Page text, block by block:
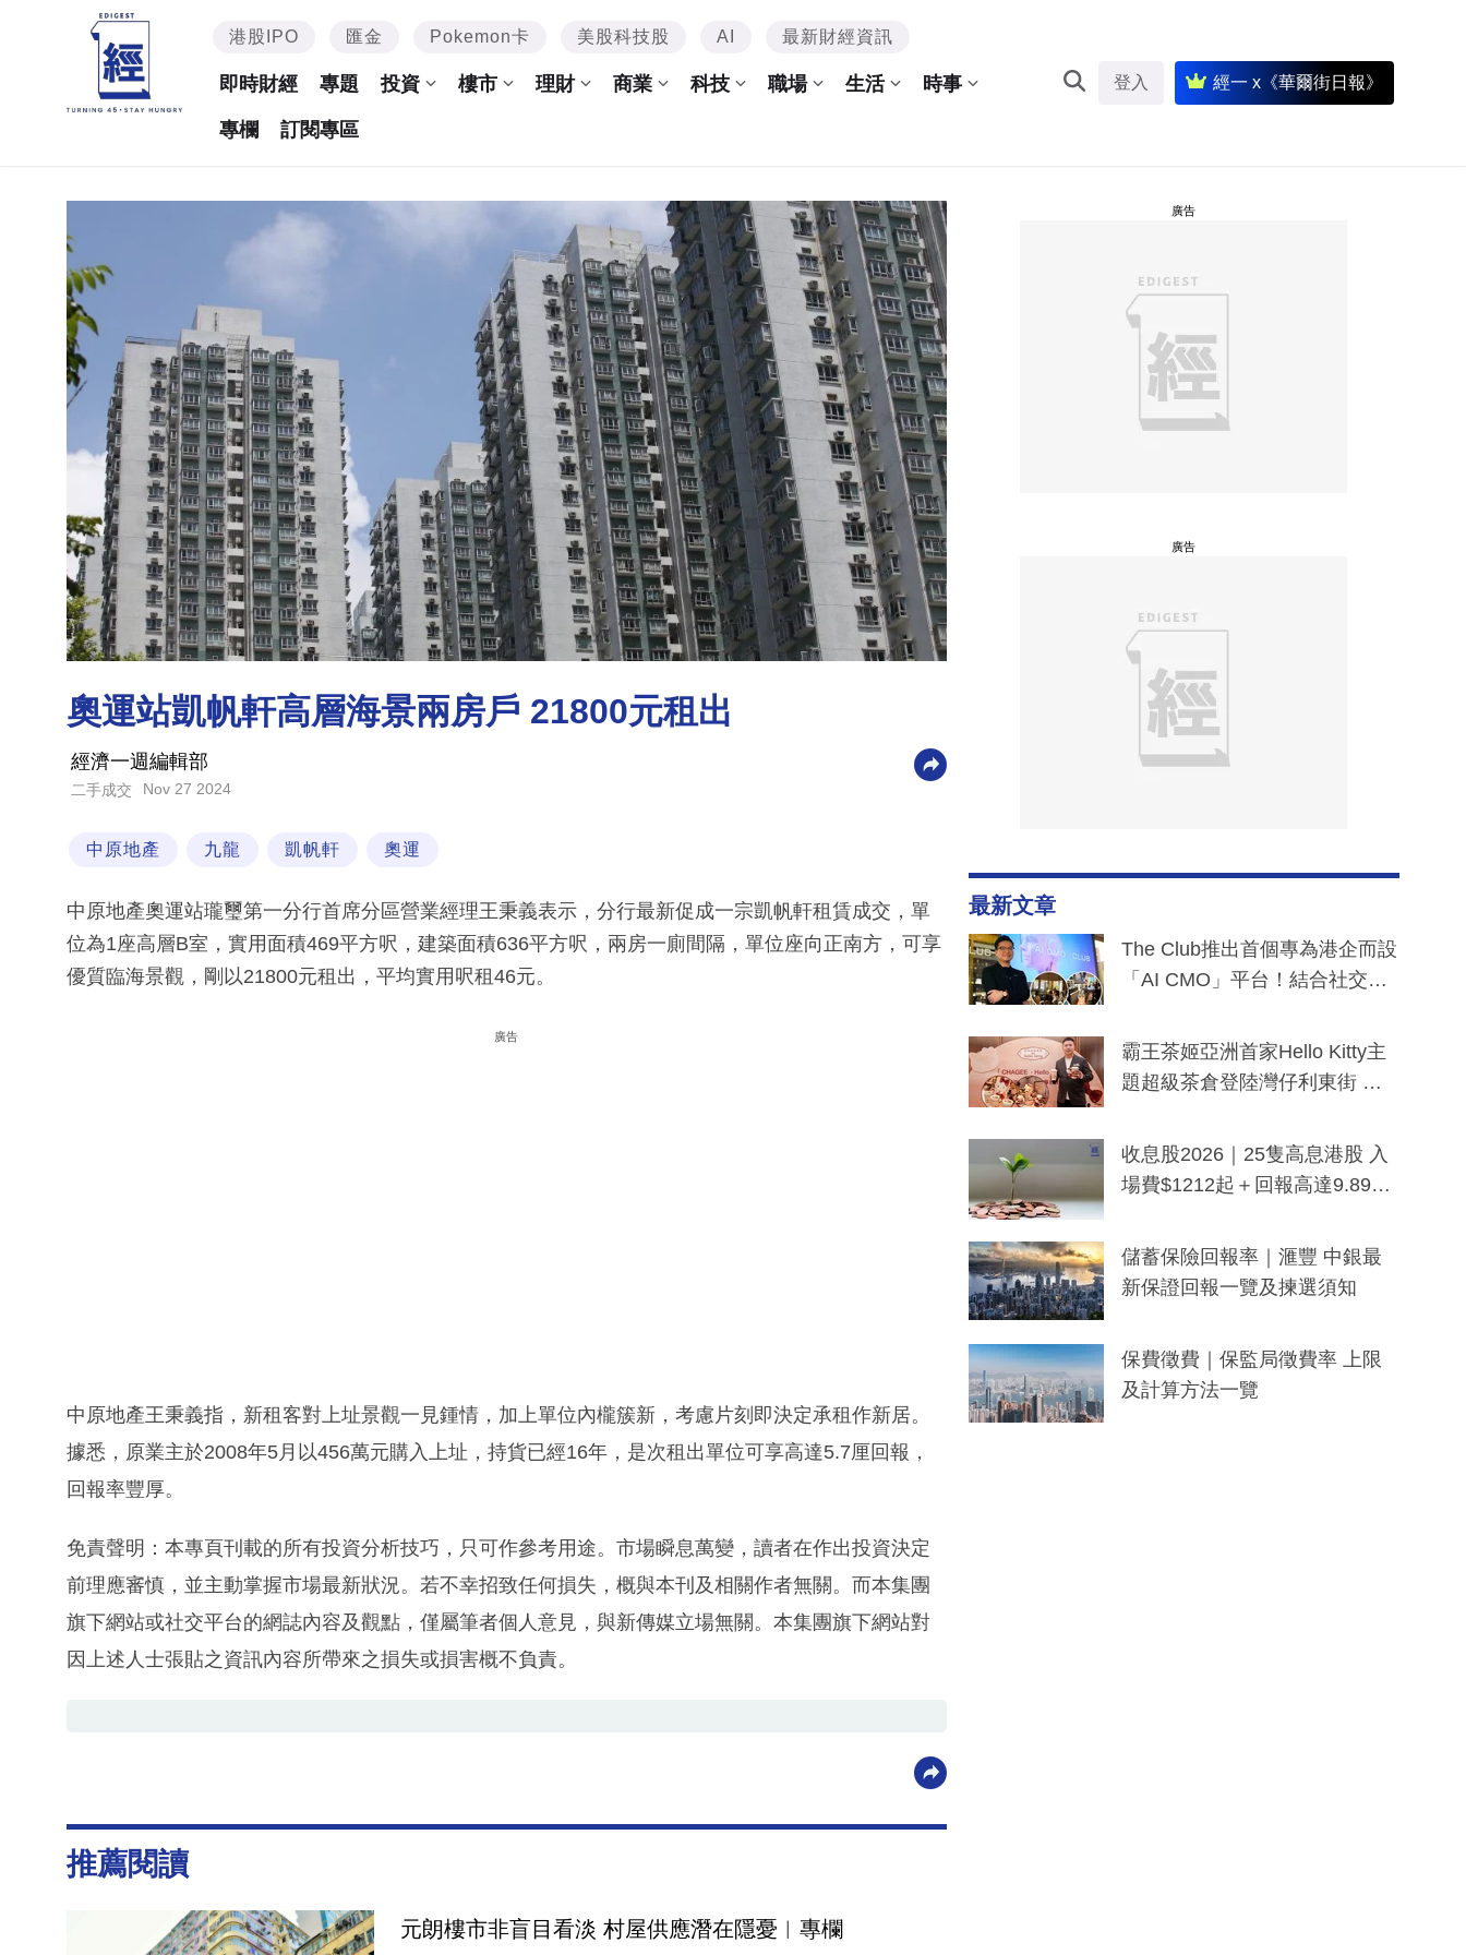
港股IPO 匯金 Pokemon卡 美股科技股 AI 最新財經資訊
即時財經 專題 投資 樓市 理財 商業 科技 職場 生活 時事
專欄 訂閱專區
登入 經一 x《華爾街日報》
奧運站凱帆軒高層海景兩房戶 21800元租出
經濟一週編輯部
二手成交 Nov 27 2024
中原地產 九龍 凱帆軒 奧運
中原地產奧運站瓏璽第一分行首席分區營業經理王秉義表示，分行最新促成一宗凱帆軒租賃成交，單
位為1座高層B室，實用面積469平方呎，建築面積636平方呎，兩房一廁間隔，單位座向正南方，可享
優質臨海景觀，剛以21800元租出，平均實用呎租46元。
廣告
中原地產王秉義指，新租客對上址景觀一見鍾情，加上單位內櫳簇新，考慮片刻即決定承租作新居。
據悉，原業主於2008年5月以456萬元購入上址，持貨已經16年，是次租出單位可享高達5.7厘回報，
回報率豐厚。
免責聲明：本專頁刊載的所有投資分析技巧，只可作參考用途。市場瞬息萬變，讀者在作出投資決定
前理應審慎，並主動掌握市場最新狀況。若不幸招致任何損失，概與本刊及相關作者無關。而本集團
旗下網站或社交平台的網誌內容及觀點，僅屬筆者個人意見，與新傳媒立場無關。本集團旗下網站對
因上述人士張貼之資訊內容所帶來之損失或損害概不負責。
推薦閱讀
元朗樓市非盲目看淡 村屋供應潛在隱憂︳專欄
廣告
廣告
最新文章
The Club推出首個專為港企而設
「AI CMO」平台！結合社交聆
分鐘生成「貼地」宣傳短片
霸王茶姬亞洲首家Hello Kitty主
題超級茶倉登陸灣仔利東街 推
y及香港限定特調系列
收息股2026｜25隻高息港股 入
場費$1212起＋回報高達9.89
儲蓄保險回報率｜滙豐 中銀最
新保證回報一覽及揀選須知
保費徵費｜保監局徵費率 上限
及計算方法一覽